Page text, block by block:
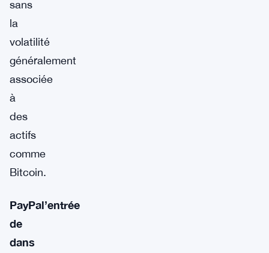
sans
la
volatilité
généralement
associée
à
des
actifs
comme
Bitcoin.
PayPal’entrée
de
dans